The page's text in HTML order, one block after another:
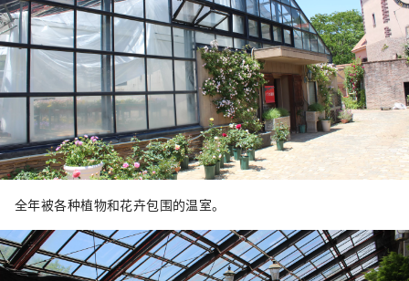
全年被各种植物和花卉包围的温室。